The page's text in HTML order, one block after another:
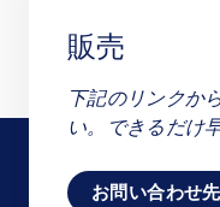
販売
下記のリンクか
い。できるだけ
お問い合わせ先